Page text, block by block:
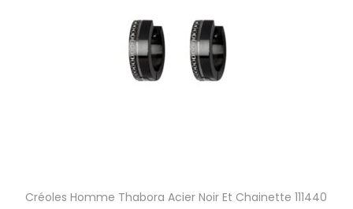
Créoles Homme Thabora Acier Noir Et Chainette 111440